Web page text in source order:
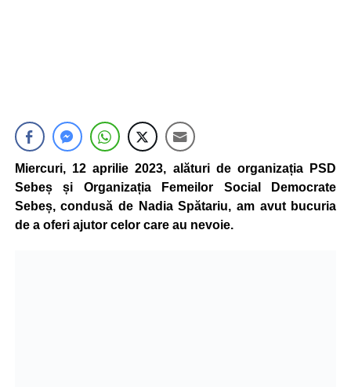
Miercuri, 12 aprilie 2023, alături de organizația PSD
Sebeș și Organizația Femeilor Social Democrate
Sebeș, condusă de Nadia Spătariu, am avut bucuria
de a oferi ajutor celor care au nevoie.